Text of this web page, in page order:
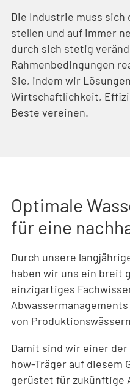
Die Industrie muss sich
stellen und auf immer
durch sich stetig
Rahmenbedingungen
Sie, indem wir
Wirtschaftlichkeit,
Beste vereinen.
Optimale
für eine
Durch unsere
haben wir uns ein breit
einzigartiges
von
Damit sind wir einer
how-Träger auf diesem
gerüstet für zukünftige